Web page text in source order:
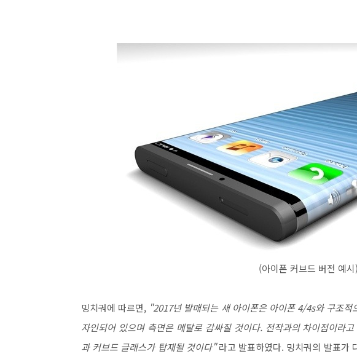
(아이폰 커브드 버전 예시)
밍치궈에 따르면, "2017년 발매되는 새 아이폰은 아이폰 4/4s와 구조
자인되어 있으며 측면은 메탈로 감싸질 것이다. 전작과의 차이점이라
과 커브드 글래스가 탑재될 것이다"라고 발표하였다. 밍치궈의 발표가